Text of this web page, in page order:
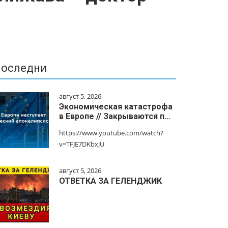
август 5, 2026
Экономическая катастрофа
в Европе // Закрываются п…
https://www.youtube.com/watch?
v=TFJE7DKbxjU
август 5, 2026
ОТВЕТКА ЗА ГЕЛЕНДЖИК